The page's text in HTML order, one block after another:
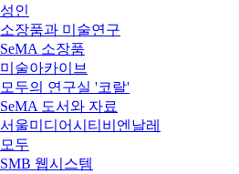
성인
소장품과 미술연구
SeMA 소장품
미술아카이브
모두의 연구실 '코랄'
SeMA 도서와 자료
서울미디어시티비엔날레
모두
SMB 웹시스템